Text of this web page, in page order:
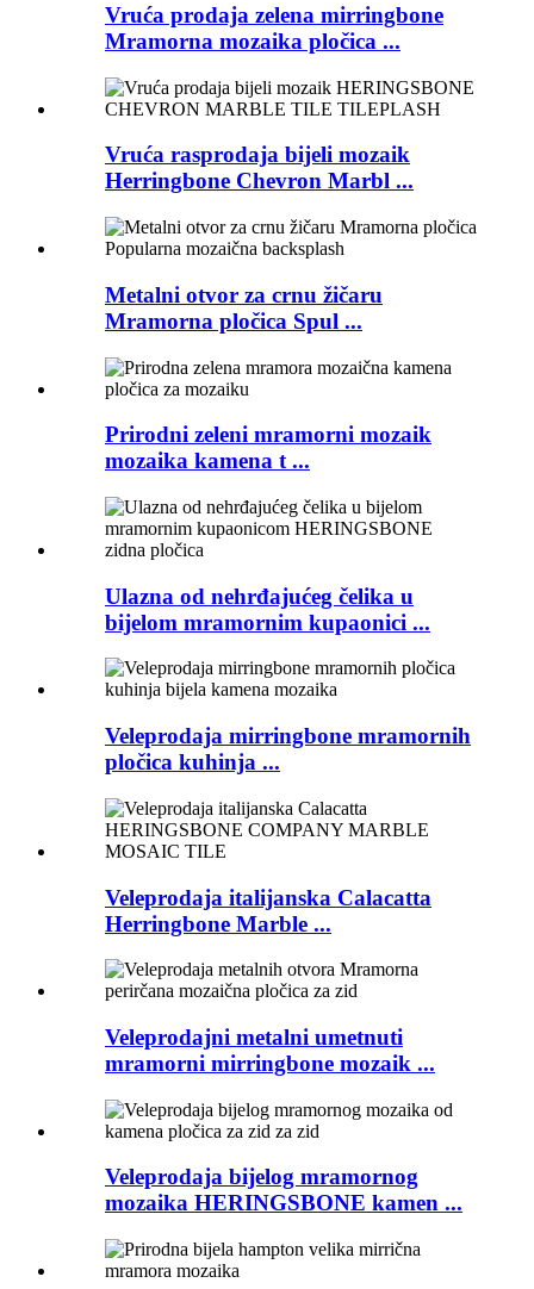
Vruća prodaja zelena mirringbone
Mramorna mozaika pločica ...
Vruća rasprodaja bijeli mozaik
Herringbone Chevron Marbl ...
Metalni otvor za crnu žičaru
Mramorna pločica Spul ...
Prirodni zeleni mramorni mozaik
mozaika kamena t ...
Ulazna od nehrđajućeg čelika u
bijelom mramornim kupaonici ...
Veleprodaja mirringbone mramornih
pločica kuhinja ...
Veleprodaja italijanska Calacatta
Herringbone Marble ...
Veleprodajni metalni umetnuti
mramorni mirringbone mozaik ...
Veleprodaja bijelog mramornog
mozaika HERINGSBONE kamen ...